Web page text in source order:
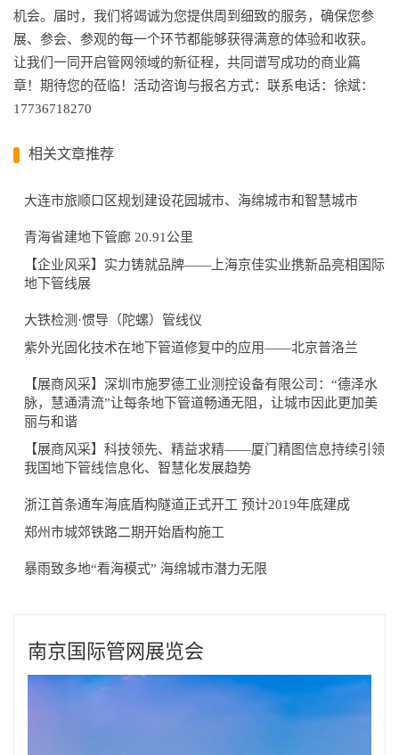
机会。届时，我们将竭诚为您提供周到细致的服务，确保您参
展、参会、参观的每一个环节都能够获得满意的体验和收获。
让我们一同开启管网领域的新征程，共同谱写成功的商业篇
章！期待您的莅临！活动咨询与报名方式：联系电话：徐斌：
17736718270
相关文章推荐
大连市旅顺口区规划建设花园城市、海绵城市和智慧城市
青海省建地下管廊 20.91公里
【企业风采】实力铸就品牌——上海京佳实业携新品亮相国际
地下管线展
大铁检测·惯导（陀螺）管线仪
紫外光固化技术在地下管道修复中的应用——北京普洛兰
【展商风采】深圳市施罗德工业测控设备有限公司：“德泽水
脉，慧通清流”让每条地下管道畅通无阻，让城市因此更加美
丽与和谐
【展商风采】科技领先、精益求精——厦门精图信息持续引领
我国地下管线信息化、智慧化发展趋势​
浙江首条通车海底盾构隧道正式开工 预计2019年底建成
郑州市城郊铁路二期开始盾构施工
暴雨致多地“看海模式” 海绵城市潜力无限
南京国际管网展览会